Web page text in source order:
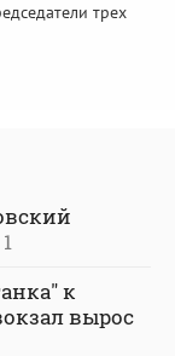
трех
1
к
вырос